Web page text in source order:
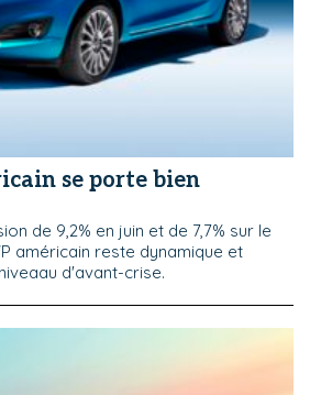
se porte bien
de 9,2% en juin et de 7,7% sur le
américain reste dynamique et
d'avant-crise.